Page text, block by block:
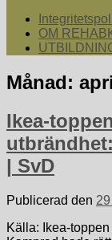
Samlade nyheter
samordna
OM
Månad:
Ikea-
| SvD
Publicerad den
Källa: Ikea-